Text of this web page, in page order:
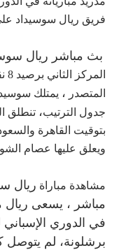
فريق ريال سوسيداد
بث مباشر ريال
المتصدر ،
جدول الترتيب،
ويعلق عليها عصام
مشاهدة مباراة ريال
مباشر ، يسعى ريال
في الدوري
برشلونة، لم يتوصل